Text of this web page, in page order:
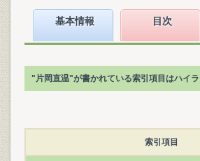
基本情報 目次
"片岡直温"が書かれている索引項目はハイラ
索引項目